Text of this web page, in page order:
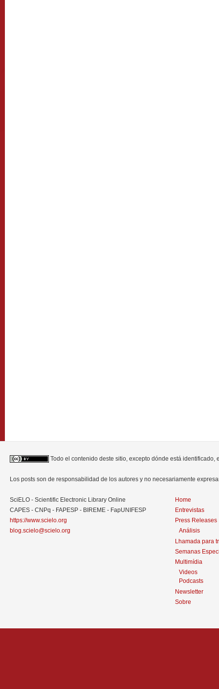
Todo el contenido deste sitio, excepto dónde está identificado,
Los posts son de responsabilidad de los autores y no necesariamente
SciELO - Scientific Electronic Library Online
CAPES - CNPq - FAPESP - BIREME - FapUNIFESP
https://www.scielo.org
blog.scielo@scielo.org
Home
Entrevistas
Press Releases
Análisis
Lhamada para
Semanas
Multimídia
Videos
Podcasts
Newsletter
Sobre